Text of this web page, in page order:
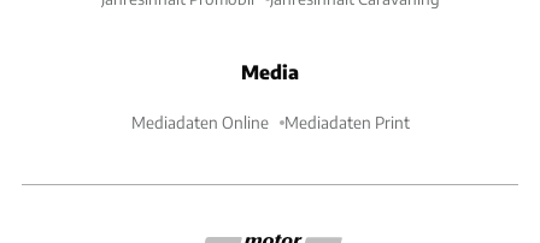
Media
Mediadaten Online Mediadaten Print